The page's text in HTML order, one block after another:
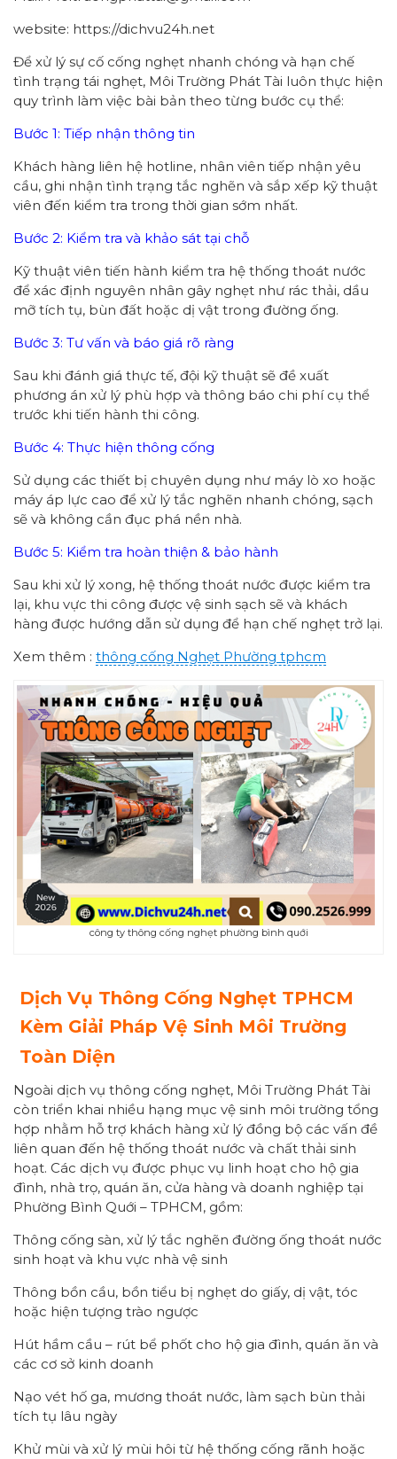
website: https://dichvu24h.net
Để xử lý sự cố cống nghẹt nhanh chóng và hạn chế
tình trạng tái nghẹt, Môi Trường Phát Tài luôn thực hiện
quy trình làm việc bài bản theo từng bước cụ thể:
Bước 1: Tiếp nhận thông tin
Khách hàng liên hệ hotline, nhân viên tiếp nhận yêu
cầu, ghi nhận tình trạng tắc nghẽn và sắp xếp kỹ thuật
viên đến kiểm tra trong thời gian sớm nhất.
Bước 2: Kiểm tra và khảo sát tại chỗ
Kỹ thuật viên tiến hành kiểm tra hệ thống thoát nước
để xác định nguyên nhân gây nghẹt như rác thải, dầu
mỡ tích tụ, bùn đất hoặc dị vật trong đường ống.
Bước 3: Tư vấn và báo giá rõ ràng
Sau khi đánh giá thực tế, đội kỹ thuật sẽ đề xuất
phương án xử lý phù hợp và thông báo chi phí cụ thể
trước khi tiến hành thi công.
Bước 4: Thực hiện thông cống
Sử dụng các thiết bị chuyên dụng như máy lò xo hoặc
máy áp lực cao để xử lý tắc nghẽn nhanh chóng, sạch
sẽ và không cần đục phá nền nhà.
Bước 5: Kiểm tra hoàn thiện & bảo hành
Sau khi xử lý xong, hệ thống thoát nước được kiểm tra
lại, khu vực thi công được vệ sinh sạch sẽ và khách
hàng được hướng dẫn sử dụng để hạn chế nghẹt trở lại.
Xem thêm : thông cống Nghẹt Phường tphcm
công ty thông cống nghẹt phường bình quới
Dịch Vụ Thông Cống Nghẹt TPHCM
Kèm Giải Pháp Vệ Sinh Môi Trường
Toàn Diện
Ngoài dịch vụ thông cống nghẹt, Môi Trường Phát Tài
còn triển khai nhiều hạng mục vệ sinh môi trường tổng
hợp nhằm hỗ trợ khách hàng xử lý đồng bộ các vấn đề
liên quan đến hệ thống thoát nước và chất thải sinh
hoạt. Các dịch vụ được phục vụ linh hoạt cho hộ gia
đình, nhà trọ, quán ăn, cửa hàng và doanh nghiệp tại
Phường Bình Quới – TPHCM, gồm:
Thông cống sàn, xử lý tắc nghẽn đường ống thoát nước
sinh hoạt và khu vực nhà vệ sinh
Thông bồn cầu, bồn tiểu bị nghẹt do giấy, dị vật, tóc
hoặc hiện tượng trào ngược
Hút hầm cầu – rút bể phốt cho hộ gia đình, quán ăn và
các cơ sở kinh doanh
Nạo vét hố ga, mương thoát nước, làm sạch bùn thải
tích tụ lâu ngày
Khử mùi và xử lý mùi hôi từ hệ thống cống rãnh hoặc